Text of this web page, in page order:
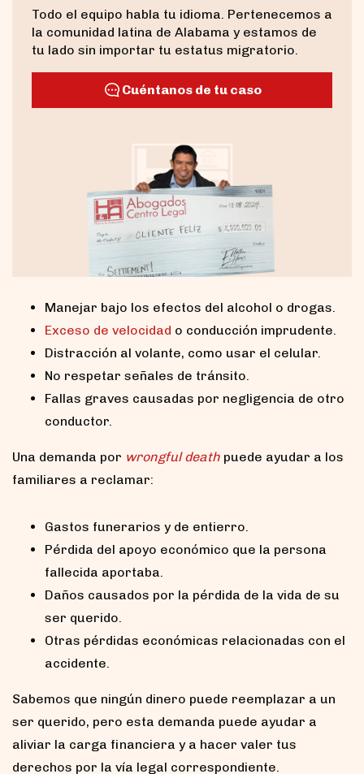
Todo el equipo habla tu idioma. Pertenecemos a
la comunidad latina de Alabama y estamos de
tu lado sin importar tu estatus migratorio.
Cuéntanos de tu caso
Manejar bajo los efectos del alcohol o drogas.
Exceso de velocidad o conducción imprudente.
Distracción al volante, como usar el celular.
No respetar señales de tránsito.
Fallas graves causadas por negligencia de otro
conductor.
Una demanda por wrongful death puede ayudar a los
familiares a reclamar:
Gastos funerarios y de entierro.
Pérdida del apoyo económico que la persona
fallecida aportaba.
Daños causados por la pérdida de la vida de su
ser querido.
Otras pérdidas económicas relacionadas con el
accidente.
Sabemos que ningún dinero puede reemplazar a un
ser querido, pero esta demanda puede ayudar a
aliviar la carga financiera y a hacer valer tus
derechos por la vía legal correspondiente.